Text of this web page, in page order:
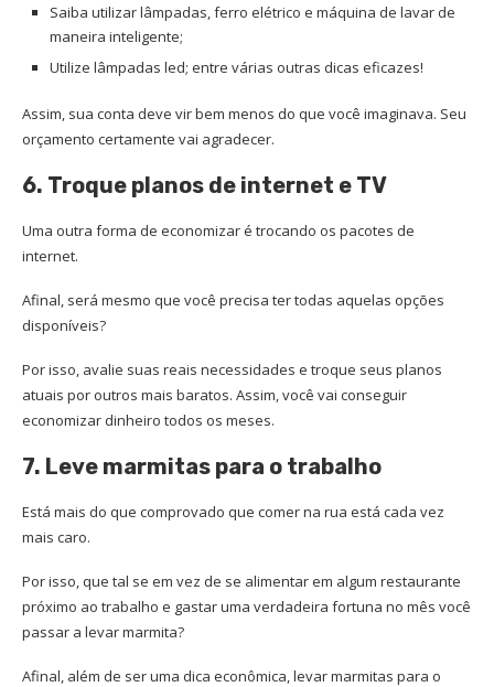
Saiba utilizar lâmpadas, ferro elétrico e máquina de lavar de
maneira inteligente;
Utilize lâmpadas led; entre várias outras dicas eficazes!
Assim, sua conta deve vir bem menos do que você imaginava. Seu
orçamento certamente vai agradecer.
6. Troque planos de internet e TV
Uma outra forma de economizar é trocando os pacotes de
internet.
Afinal, será mesmo que você precisa ter todas aquelas opções
disponíveis?
Por isso, avalie suas reais necessidades e troque seus planos
atuais por outros mais baratos. Assim, você vai conseguir
economizar dinheiro todos os meses.
7. Leve marmitas para o trabalho
Está mais do que comprovado que comer na rua está cada vez
mais caro.
Por isso, que tal se em vez de se alimentar em algum restaurante
próximo ao trabalho e gastar uma verdadeira fortuna no mês você
passar a levar marmita?
Afinal, além de ser uma dica econômica, levar marmitas para o